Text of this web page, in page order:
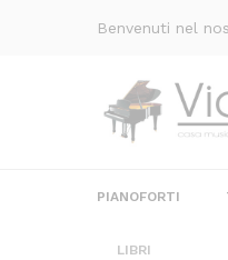
Benvenuti nel
PIANOFORTI
LIBRI